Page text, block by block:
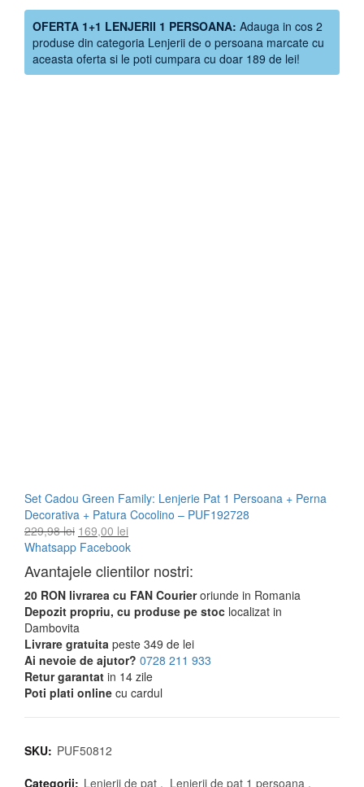
OFERTA 1+1 LENJERII 1 PERSOANA: Adauga in cos 2
produse din categoria Lenjerii de o persoana marcate cu
aceasta oferta si le poti cumpara cu doar 189 de lei!
Set Cadou Green Family: Lenjerie Pat 1 Persoana + Perna
Decorativa + Patura Cocolino – PUF192728
229,98lei Prețul
inițial
a
fost:
229,98 lei.
169,00 leiPrețul
curent
este:
169,00 lei.
Whatsapp Facebook
Avantajele clientilor nostri:
20 RON livrarea cu FAN Courieroriunde in Romania
Depozit propriu, cu produse pe stoc localizat in
Dambovita
Livrare gratuita peste 349 de lei
Ai nevoie de ajutor? 0728 211 933
Retur garantat in 14 zile
Poti plati online cu cardul
SKU: PUF50812
Categorii: Lenjerii de pat , Lenjerii de pat 1 persoana ,